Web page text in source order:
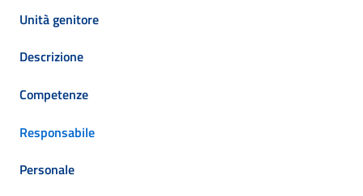
Unità genitore
Descrizione
Competenze
Responsabile
Personale